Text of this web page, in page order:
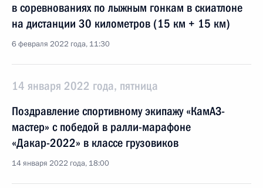
в соревнованиях по лыжным гонкам в скиатлоне
на дистанции 30 километров (15 км + 15 км)
6 февраля 2022 года, 11:30
14 января 2022 года, пятница
Поздравление спортивному экипажу «КамАЗ-
мастер» с победой в ралли-марафоне
«Дакар-2022» в классе грузовиков
14 января 2022 года, 18:00